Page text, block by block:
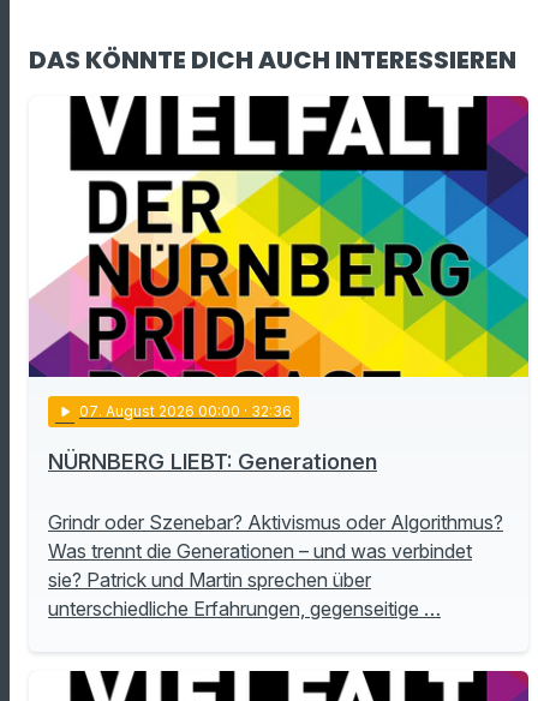
DAS KÖNNTE DICH AUCH INTERESSIEREN
play_arrow 07. August 2026 00:00 · 32:36
NÜRNBERG LIEBT: Generationen
Grindr oder Szenebar? Aktivismus oder Algorithmus?
Was trennt die Generationen – und was verbindet
sie? Patrick und Martin sprechen über
unterschiedliche Erfahrungen, gegenseitige …